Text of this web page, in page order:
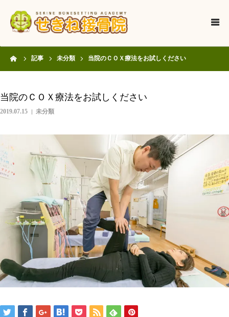
記事 未分類 当院のＣＯＸ療法をお試しください
当院のＣＯＸ療法をお試しください
2019.07.15 未分類
当院について
診療内容
記事
ご予約について